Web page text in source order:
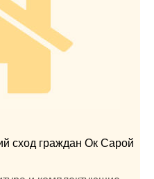
сход граждан Ок Сарой